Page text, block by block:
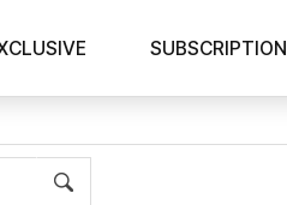
SUBSCRIPTION